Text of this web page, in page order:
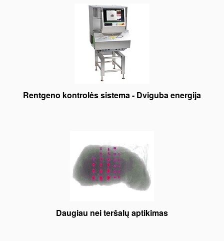
Rentgeno kontrolės sistema - Dviguba energija
Daugiau nei teršalų aptikimas